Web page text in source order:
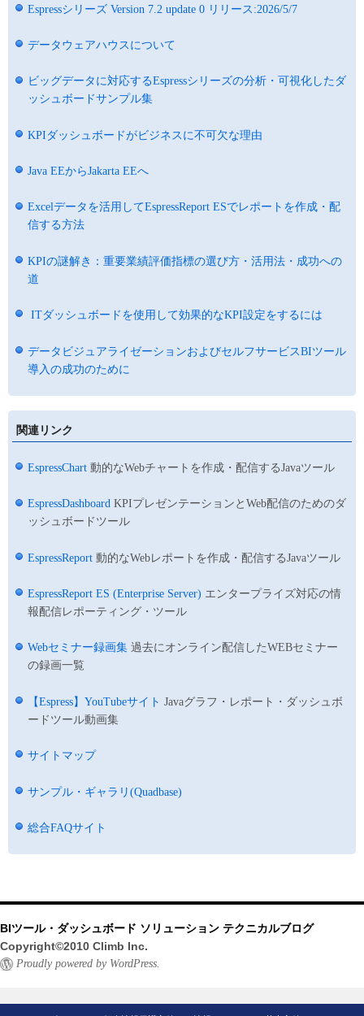
Espressシリーズ Version 7.2 update 0 リリース:2026/5/7
データウェアハウスについて
ビッグデータに対応するEspressシリーズの分析・可視化したダ
ッシュボードサンプル集
KPIダッシュボードがビジネスに不可欠な理由
Java EEからJakarta EEへ
Excelデータを活用してEspressReport ESでレポートを作成・配
信する方法
KPIの謎解き：重要業績評価指標の選び方・活用法・成功への
道
ITダッシュボードを使用して効果的なKPI設定をするには
データビジュアライゼーションおよびセルフサービスBIツール
導入の成功のために
関連リンク
EspressChart 動的なWebチャートを作成・配信するJavaツール
EspressDashboard KPIプレゼンテーションとWeb配信のためのダ
ッシュボードツール
EspressReport 動的なWebレポートを作成・配信するJavaツール
EspressReport ES (Enterprise Server) エンタープライズ対応の情
報配信レポーティング・ツール
Webセミナー録画集 過去にオンライン配信したWEBセミナー
の録画一覧
【Espress】YouTubeサイト Javaグラフ・レポート・ダッシュボ
ードツール動画集
サイトマップ
サンプル・ギャラリ(Quadbase)
総合FAQサイト
BIツール・ダッシュボード ソリューション テクニカルブログ
Copyright©2010 Climb Inc.
Proudly powered by WordPress.